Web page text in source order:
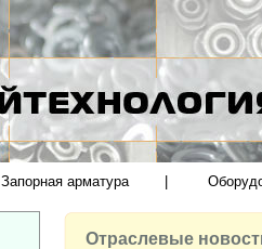
Запорная арматура
Отраслевые